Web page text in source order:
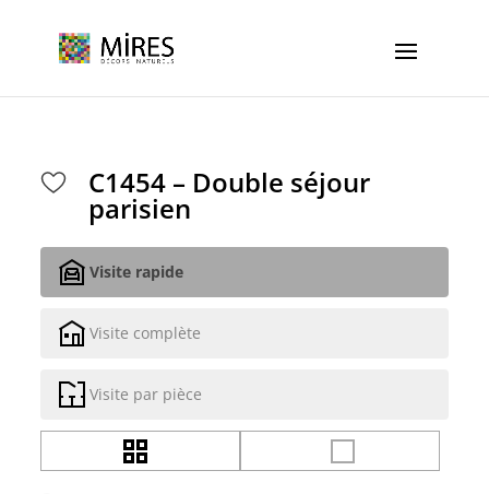
C1454 – Double séjour
parisien
Visite rapide
Visite complète
Visite par pièce